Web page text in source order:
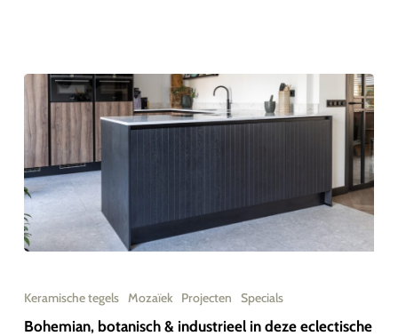
botanisch
&
Keramische tegels Mozaïek Projecten Specials
Bohemian, botanisch & industrieel in deze eclectische